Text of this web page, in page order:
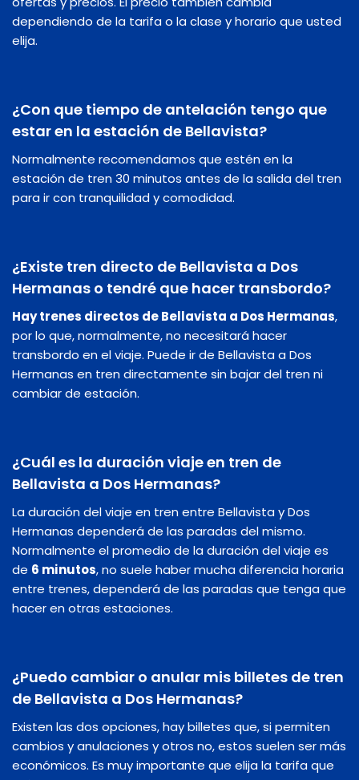
dependiendo de la tarifa o la clase y horario que usted
elija.
¿Con que tiempo de antelación tengo que
estar en la estación de Bellavista?
Normalmente recomendamos que estén en la
estación de tren 30 minutos antes de la salida del tren
para ir con tranquilidad y comodidad.
¿Existe tren directo de Bellavista a Dos
Hermanas o tendré que hacer transbordo?
Hay trenes directos de Bellavista a Dos Hermanas,
por lo que, normalmente, no necesitará hacer
transbordo en el viaje. Puede ir de Bellavista a Dos
Hermanas en tren directamente sin bajar del tren ni
cambiar de estación.
¿Cuál es la duración viaje en tren de
Bellavista a Dos Hermanas?
La duración del viaje en tren entre Bellavista y Dos
Hermanas dependerá de las paradas del mismo.
Normalmente el promedio de la duración del viaje es
de 6 minutos, no suele haber mucha diferencia horaria
entre trenes, dependerá de las paradas que tenga que
hacer en otras estaciones.
¿Puedo cambiar o anular mis billetes de tren
de Bellavista a Dos Hermanas?
Existen las dos opciones, hay billetes que, si permiten
cambios y anulaciones y otros no, estos suelen ser más
económicos. Es muy importante que elija la tarifa que